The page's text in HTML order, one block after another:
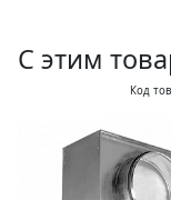
С этим
Код